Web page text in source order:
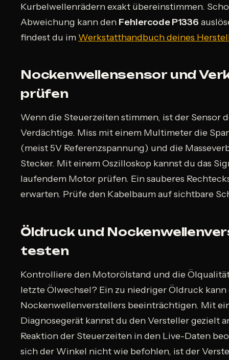
Kurbelwellenrädern exakt übereinstimmen.
Abweichung kann den Fehlercode P1336
findest du im Werkstatthandbuch deines
Nockenwellensensor und
prüfen
Wenn die Steuerzeiten stimmen, ist der Sensor
Verdächtige. Miss mit einem Multimeter die
(meist 5V Referenzspannung) und die
Stecker. Mit einem Oszilloskop kannst du das
laufendem Motor prüfen. Ein sauberes
erwarten. Prüfe den Kabelbaum auf sichtbare
Öldruck und
testen
Kontrolliere den Motorölstand und die
letzte Ölwechsel? Ein zu niedriger Öldruck
Nockenwellenverstellers beeinträchtigen. Mit
Diagnosegerät kannst du den Versteller gezielt
Reaktion der Steuerzeiten in den Live-Daten
sich der Winkel nicht wie befohlen, ist der